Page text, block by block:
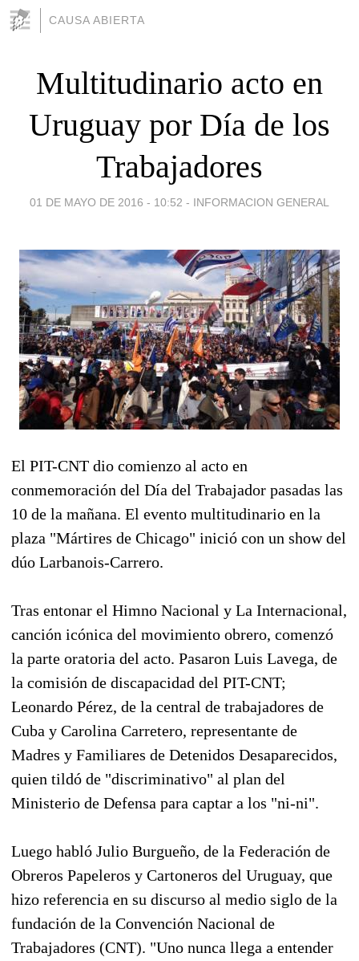
CAUSA ABIERTA
Multitudinario acto en
Uruguay por Día de los
Trabajadores
01 DE MAYO DE 2016 - 10:52 - INFORMACION GENERAL
El PIT-CNT dio comienzo al acto en
conmemoración del Día del Trabajador pasadas las
10 de la mañana. El evento multitudinario en la
plaza "Mártires de Chicago" inició con un show del
dúo Larbanois-Carrero.
Tras entonar el Himno Nacional y La Internacional,
canción icónica del movimiento obrero, comenzó
la parte oratoria del acto. Pasaron Luis Lavega, de
la comisión de discapacidad del PIT-CNT;
Leonardo Pérez, de la central de trabajadores de
Cuba y Carolina Carretero, representante de
Madres y Familiares de Detenidos Desaparecidos,
quien tildó de "discriminativo" al plan del
Ministerio de Defensa para captar a los "ni-ni".
Luego habló Julio Burgueño, de la Federación de
Obreros Papeleros y Cartoneros del Uruguay, que
hizo referencia en su discurso al medio siglo de la
fundación de la Convención Nacional de
Trabajadores (CNT). "Uno nunca llega a entender